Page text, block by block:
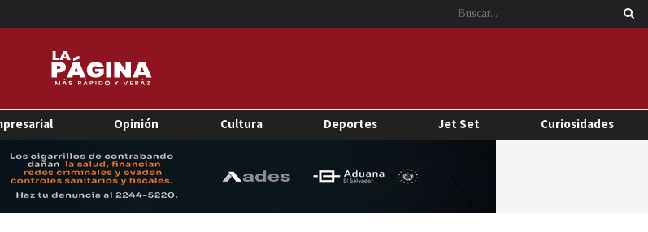
Opinión Cultura Deportes Jet Set Curiosidades